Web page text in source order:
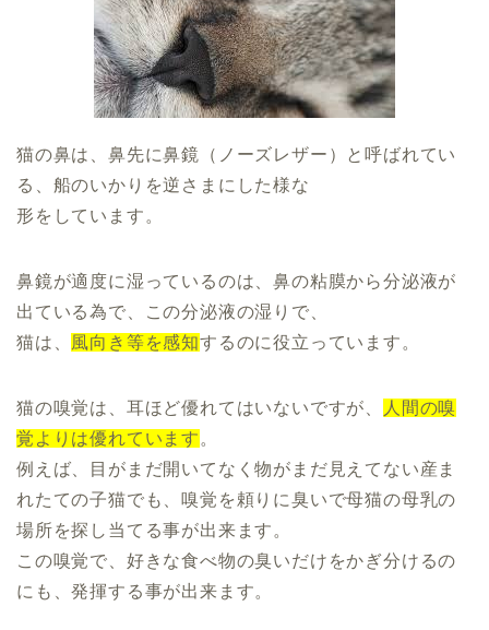
猫の鼻は、鼻先に鼻鏡（ノーズレザー）と呼ばれてい
る、船のいかりを逆さまにした様な
形をしています。
鼻鏡が適度に湿っているのは、鼻の粘膜から分泌液が
出ている為で、この分泌液の湿りで、
猫は、 風向き等を感知するのに役立っています。
猫の嗅覚は、耳ほど優れてはいないですが、
人間の嗅
覚よりは優れています。
例えば、目がまだ開いてなく物がまだ見えてない産ま
れたての子猫でも、嗅覚を頼りに臭いで母猫の母乳の
場所を探し当てる事が出来ます。
この嗅覚で、好きな食べ物の臭いだけをかぎ分けるの
にも、発揮する事が出来ます。